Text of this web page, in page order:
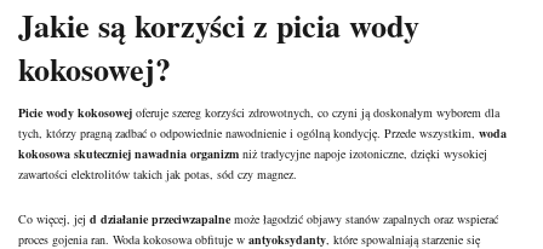
Jakie są korzyści z picia wody
kokosowej?
Picie wody kokosowej oferuje szereg korzyści zdrowotnych, co czyni ją doskonałym wyborem dla
tych, którzy pragną zadbać o odpowiednie nawodnienie i ogólną kondycję. Przede wszystkim, woda
kokosowa skuteczniej nawadnia organizm niż tradycyjne napoje izotoniczne, dzięki wysokiej
zawartości elektrolitów takich jak potas, sód czy magnez.
Co więcej, jej d działanie przeciwzapalne może łagodzić objawy stanów zapalnych oraz wspierać
proces gojenia ran. Woda kokosowa obfituje w antyoksydanty , które spowalniają starzenie się